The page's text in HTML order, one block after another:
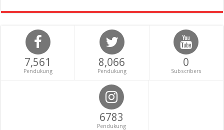
7,561
Pendukung
8,066
Pendukung
0
Subscribers
6783
Pendukung